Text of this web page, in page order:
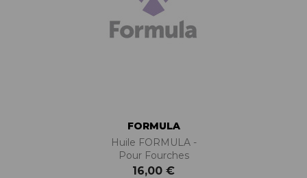
FORMULA
Huile FORMULA -
Pour Fourches
16,00 €